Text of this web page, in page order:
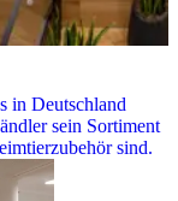
in Deutschland
sein Sortiment
sind.